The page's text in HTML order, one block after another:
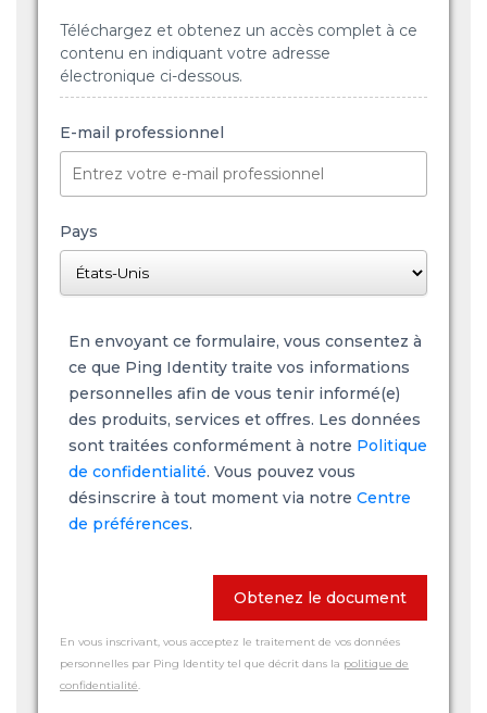
Téléchargez et obtenez un accès complet à ce
contenu en indiquant votre adresse
électronique ci-dessous.
E-mail professionnel
Pays
En envoyant ce formulaire, vous consentez à
ce que Ping Identity traite vos informations
personnelles afin de vous tenir informé(e)
des produits, services et offres. Les données
sont traitées conformément à notre Politique
de confidentialité. Vous pouvez vous
désinscrire à tout moment via notre Centre
de préférences.
Obtenez le document
En vous inscrivant, vous acceptez le traitement de vos données
personnelles par Ping Identity tel que décrit dans la politique de
confidentialité.